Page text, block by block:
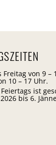
Freitag von 9 –
10 – 17 Uhr.
ist
bis 6.